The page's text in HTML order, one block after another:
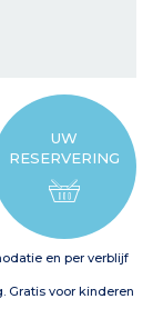
UW
RESERVERING
en per verblijf
Gratis voor kinderen